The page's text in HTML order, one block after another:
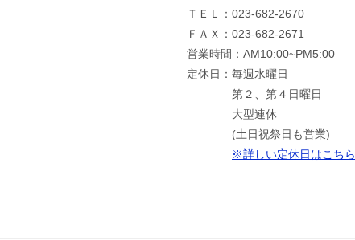
ＴＥＬ：023-682-2670
ＦＡＸ：023-682-2671
営業時間：AM10:00~PM5:00
定休日：毎週水曜日
第２、第４日曜日
大型連休
(土日祝祭日も営業)
※詳しい定休日はこちら